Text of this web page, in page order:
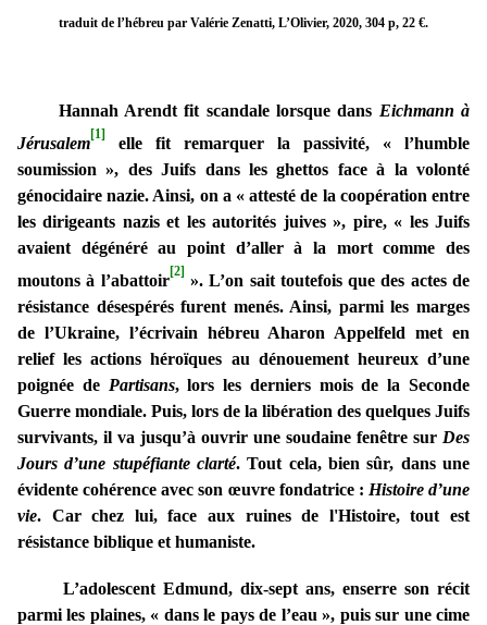
traduit de l’hébreu par Valérie Zenatti, L’Olivier, 2020, 304 p, 22 €.
Hannah Arendt fit scandale lorsque dans Eichmann à
Jérusalem[1]
elle fit remarquer la passivité, « l’humble
soumission », des Juifs dans les ghettos face à la volonté
génocidaire nazie. Ainsi, on a « attesté de la coopération entre
les dirigeants nazis et les autorités juives », pire, « les Juifs
avaient dégénéré au point d’aller à la mort comme des
moutons à l’abattoir[2]». L’on sait toutefois que des actes de
résistance désespérés furent menés. Ainsi, parmi les marges
de l’Ukraine, l’écrivain hébreu Aharon Appelfeld met en
relief les actions héroïques au dénouement heureux d’une
poignée de Partisans, lors les derniers mois de la Seconde
Guerre mondiale. Puis, lors de la libération des quelques Juifs
survivants, il va jusqu’à ouvrir une soudaine fenêtre sur Des
Jours d’une stupéfiante clarté. Tout cela, bien sûr, dans une
évidente cohérence avec son œuvre fondatrice : Histoire d’une
vie. Car chez lui, face aux ruines de l'Histoire, tout est
résistance biblique et humaniste.
L’adolescent Edmund, dix-sept ans, enserre son récit
parmi les plaines, « dans le pays de l’eau », puis sur une cime